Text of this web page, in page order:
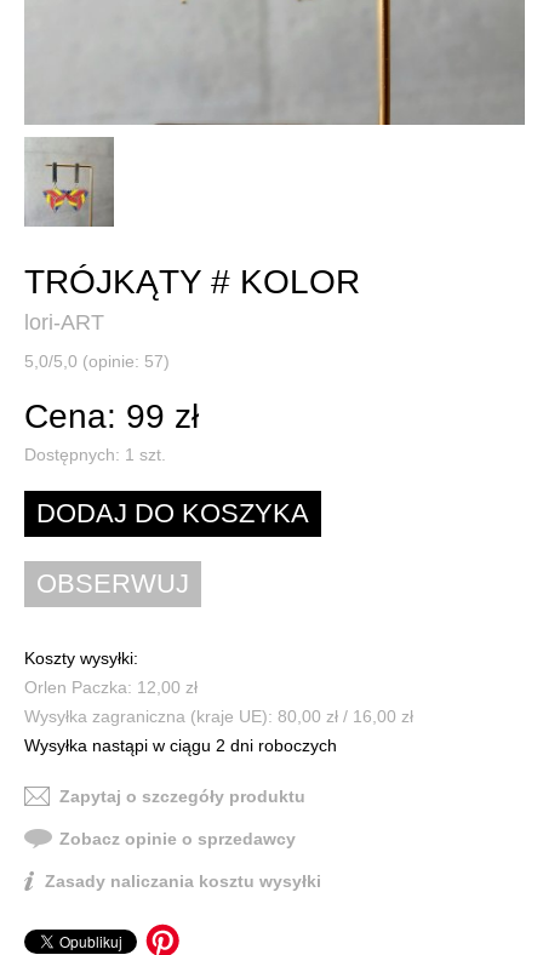
TRÓJKĄTY # KOLOR
lori-ART
5,0/5,0 (opinie: 57)
Cena: 99 zł
Dostępnych: 1 szt.
Koszty wysyłki:
Orlen Paczka: 12,00 zł
Wysyłka zagraniczna (kraje UE): 80,00 zł / 16,00 zł
Wysyłka nastąpi w ciągu 2 dni roboczych
Zapytaj o szczegóły produktu
Zobacz opinie o sprzedawcy
Zasady naliczania kosztu wysyłki